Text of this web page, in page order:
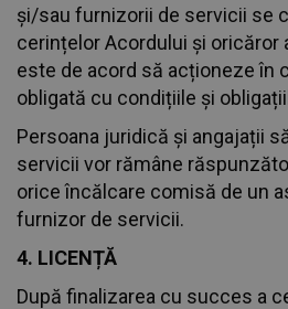
și/sau furnizorii de servicii se
cerințelor Acordului și oricăror
este de acord să acționeze în
obligată cu condițiile și
Persoana juridică și angajații
servicii vor rămâne
orice încălcare comisă de un
furnizor de servicii.
4. LICENȚĂ
După finalizarea cu succes a